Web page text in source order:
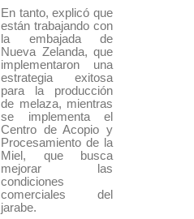
En tanto, explicó que
están trabajando con
la embajada de
Nueva Zelanda, que
implementaron una
estrategia exitosa
para la producción
de melaza, mientras
se implementa el
Centro de Acopio y
Procesamiento de la
Miel, que busca
mejorar las
condiciones
comerciales del
jarabe.